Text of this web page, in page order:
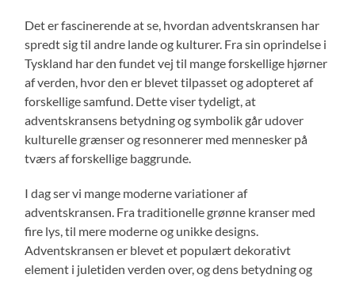
Det er fascinerende at se, hvordan adventskransen har
spredt sig til andre lande og kulturer. Fra sin oprindelse i
Tyskland har den fundet vej til mange forskellige hjørner
af verden, hvor den er blevet tilpasset og adopteret af
forskellige samfund. Dette viser tydeligt, at
adventskransens betydning og symbolik går udover
kulturelle grænser og resonnerer med mennesker på
tværs af forskellige baggrunde.
I dag ser vi mange moderne variationer af
adventskransen. Fra traditionelle grønne kranser med
fire lys, til mere moderne og unikke designs.
Adventskransen er blevet et populært dekorativt
element i juletiden verden over, og dens betydning og